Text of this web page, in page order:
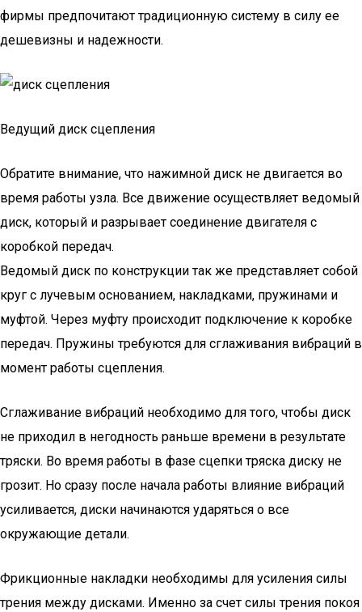
фирмы предпочитают традиционную систему в силу ее
дешевизны и надежности.
Ведущий диск сцепления
Обратите внимание, что нажимной диск не двигается во
время работы узла. Все движение осуществляет ведомый
диск, который и разрывает соединение двигателя с
коробкой передач.
Ведомый диск по конструкции так же представляет собой
круг с лучевым основанием, накладками, пружинами и
муфтой. Через муфту происходит подключение к коробке
передач. Пружины требуются для сглаживания вибраций в
момент работы сцепления.
Сглаживание вибраций необходимо для того, чтобы диск
не приходил в негодность раньше времени в результате
тряски. Во время работы в фазе сцепки тряска диску не
грозит. Но сразу после начала работы влияние вибраций
усиливается, диски начинаются ударяться о все
окружающие детали.
Фрикционные накладки необходимы для усиления силы
трения между дисками. Именно за счет силы трения покоя